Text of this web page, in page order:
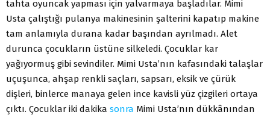
tahta oyuncak yapması için yalvarmaya başladılar. Mimi
Usta çalıştığı pulanya makinesinin şalterini kapatıp makine
tam anlamıyla durana kadar başından ayrılmadı. Alet
durunca çocukların üstüne silkeledi. Çocuklar kar
yağıyormuş gibi sevindiler. Mimi Usta’nın kafasındaki talaşlar
uçuşunca, ahşap renkli saçları, sapsarı, eksik ve çürük
dişleri, binlerce manaya gelen ince kavisli yüz çizgileri ortaya
çıktı. Çocuklar iki dakika sonra Mimi Usta’nın dükkânından